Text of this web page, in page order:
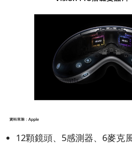
12顆鏡頭、5感測器、6麥克